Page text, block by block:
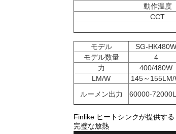
動作温度
CCT
モデル SG-HK480W
モデル数量
4
力
400/480W
LM/W
145～155LM/
ルーメン出力
60000-
Finlike ヒートシンクが提供する
完璧な放熱